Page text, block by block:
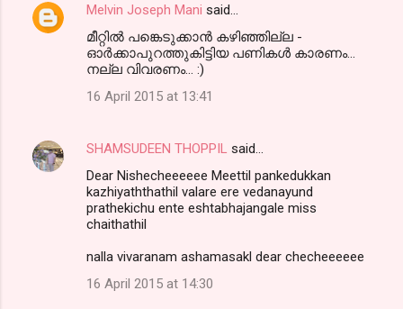
Melvin Joseph Mani said…
മീറ്റിൽ പങ്കെടുക്കാൻ കഴിഞ്ഞില്ല -
ഓർക്കാപുറത്തുകിട്ടിയ പണികൾ കാരണം...
നല്ല വിവരണം... :)
16 April 2015 at 13:41
SHAMSUDEEN THOPPIL said…
Dear Nishecheeeeee Meettil pankedukkan
kazhiyaththathil valare ere vedanayund
prathekichu ente eshtabhajangale miss
chaithathil
nalla vivaranam ashamasakl dear checheeeeee
16 April 2015 at 14:30